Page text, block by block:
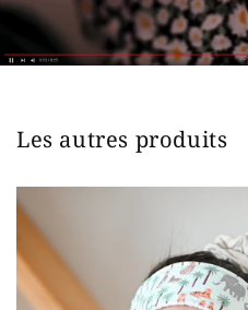
Les autres produits